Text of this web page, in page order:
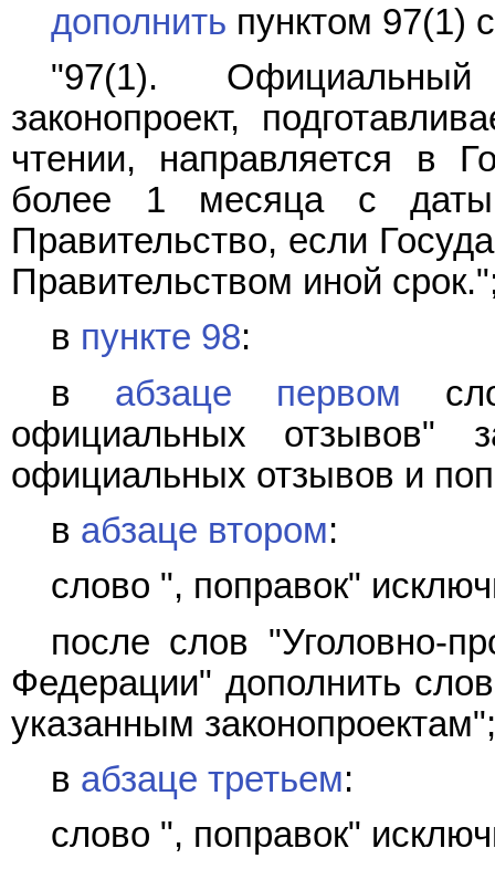
дополнить пунктом 97(1)
"97(1).
законопроект,
чтении, направляется в
более 1 месяца с даты
Правительство, если
Правительством иной
в пункте 98:
в абзаце первом
официальных отзывов"
официальных отзывов и
в абзаце втором:
слово ", поправок"
после слов "Уголовно-
Федерации" дополнить
указанным законопроектам";
в абзаце третьем:
слово ", поправок"